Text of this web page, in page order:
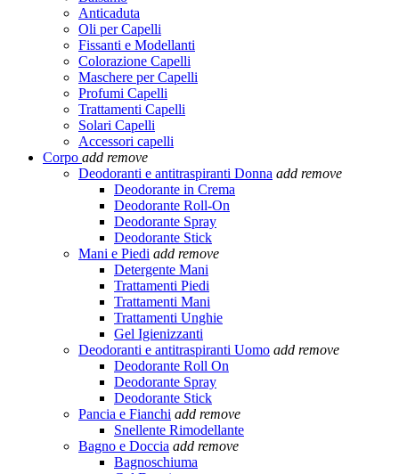
Anticaduta
Oli per Capelli
Fissanti e Modellanti
Colorazione Capelli
Maschere per Capelli
Profumi Capelli
Trattamenti Capelli
Solari Capelli
Accessori capelli
Corpo add remove
Deodoranti e antitraspiranti Donna add remove
Deodorante in Crema
Deodorante Roll-On
Deodorante Spray
Deodorante Stick
Mani e Piedi add remove
Detergente Mani
Trattamenti Piedi
Trattamenti Mani
Trattamenti Unghie
Gel Igienizzanti
Deodoranti e antitraspiranti Uomo add remove
Deodorante Roll On
Deodorante Spray
Deodorante Stick
Pancia e Fianchi add remove
Snellente Rimodellante
Bagno e Doccia add remove
Bagnoschiuma